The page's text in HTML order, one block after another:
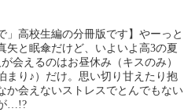
」高校生編の分冊版です】やーっと
矢と眠傘だけど、いよいよ高3の夏
会えるのはお昼休み（キスのみ）
まり♪）だけ。思い切り甘えたり抱
か会えないストレスでとんでもない
…!?